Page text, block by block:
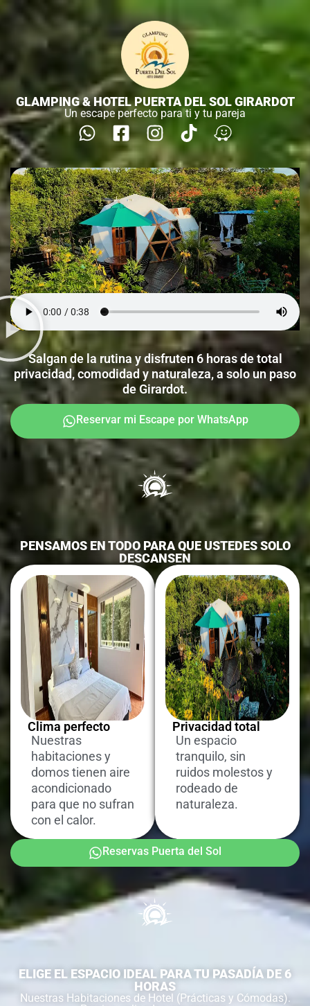
GLAMPING & HOTEL PUERTA DEL SOL GIRARDOT
Un escape perfecto para ti y tu pareja
Salgan de la rutina y disfruten 6 horas de total
privacidad, comodidad y naturaleza, a solo un paso
de Girardot.
Reservar mi Escape por WhatsApp
PENSAMOS EN TODO PARA QUE USTEDES SOLO
DESCANSEN
Clima perfecto
Nuestras
habitaciones y
domos tienen aire
acondicionado
para que no sufran
con el calor.
Privacidad total
Un espacio
tranquilo, sin
ruidos molestos y
rodeado de
naturaleza.
Reservas Puerta del Sol
ELIGE EL ESPACIO IDEAL PARA TU PASADÍA DE 6
HORAS
Nuestras Habitaciones de Hotel (Prácticas y Cómodas).